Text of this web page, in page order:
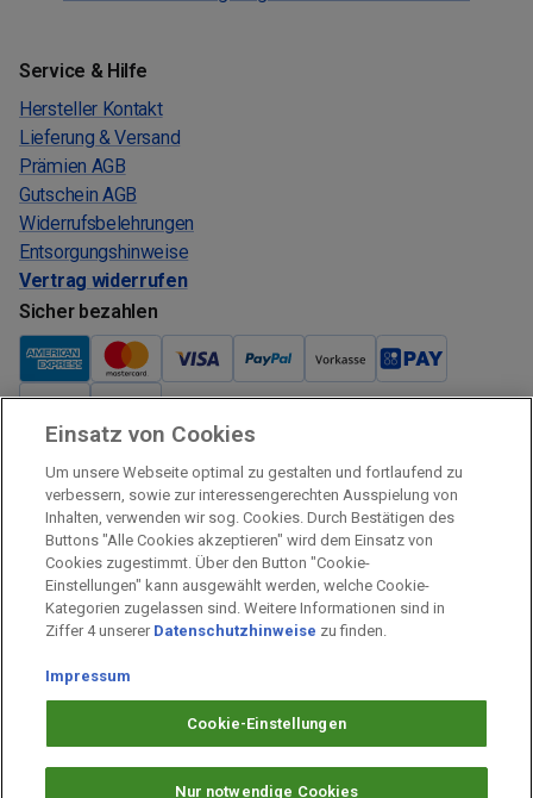
Service & Hilfe
Hersteller Kontakt
Lieferung & Versand
Prämien AGB
Gutschein AGB
Widerrufsbelehrungen
Entsorgungshinweise
Vertrag widerrufen
Sicher bezahlen
Verkauf und Versand
Kostenloser Versand:
Verkauf und Versand durch:
Verkauf Gutscheine durch:
Sicher einkaufen
Prämien Impressum
Prämien Datenschutz
Einsatz von Cookies
Um unsere Webseite optimal zu gestalten und fortlaufend zu
verbessern, sowie zur interessengerechten Ausspielung von
Inhalten, verwenden wir sog. Cookies. Durch Bestätigen des
Buttons "Alle Cookies akzeptieren" wird dem Einsatz von
Cookies zugestimmt. Über den Button "Cookie-
Einstellungen" kann ausgewählt werden, welche Cookie-
Kategorien zugelassen sind. Weitere Informationen sind in
Ziffer 4 unserer Datenschutzhinweise zu finden.
Impressum
Cookie-Einstellungen
Nur notwendige Cookies